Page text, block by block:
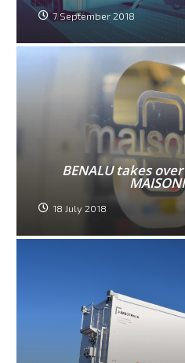
7 September 2018
BENALU takes
18 July 2018